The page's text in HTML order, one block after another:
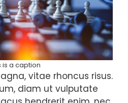
is a caption
vitae rhoncus risus.
diam ut vulputate